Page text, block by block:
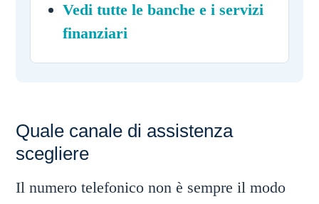
Vedi tutte le banche e i servizi
finanziari
Quale canale di assistenza
scegliere
Il numero telefonico non è sempre il modo